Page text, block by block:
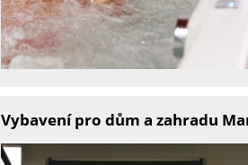
Vybavení pro dům a zahradu